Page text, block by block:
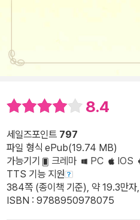
8.4
세일즈포인트 797
파일 형식 ePub(19.74 MB)
가능기기
크레마 PC IOS
TTS 기능 지원
384쪽 (종이책 기준), 약 19.3만자
ISBN : 9788950978075